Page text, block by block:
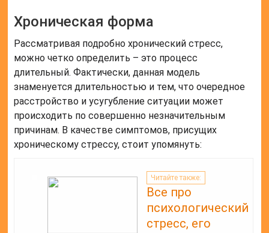
Хроническая форма
Рассматривая подробно хронический стресс,
можно четко определить – это процесс
длительный. Фактически, данная модель
знаменуется длительностью и тем, что очередное
расстройство и усугубление ситуации может
происходить по совершенно незначительным
причинам. В качестве симптомов, присущих
хроническому стрессу, стоит упомянуть:
Читайте также:
Все про
психологический
стресс, его